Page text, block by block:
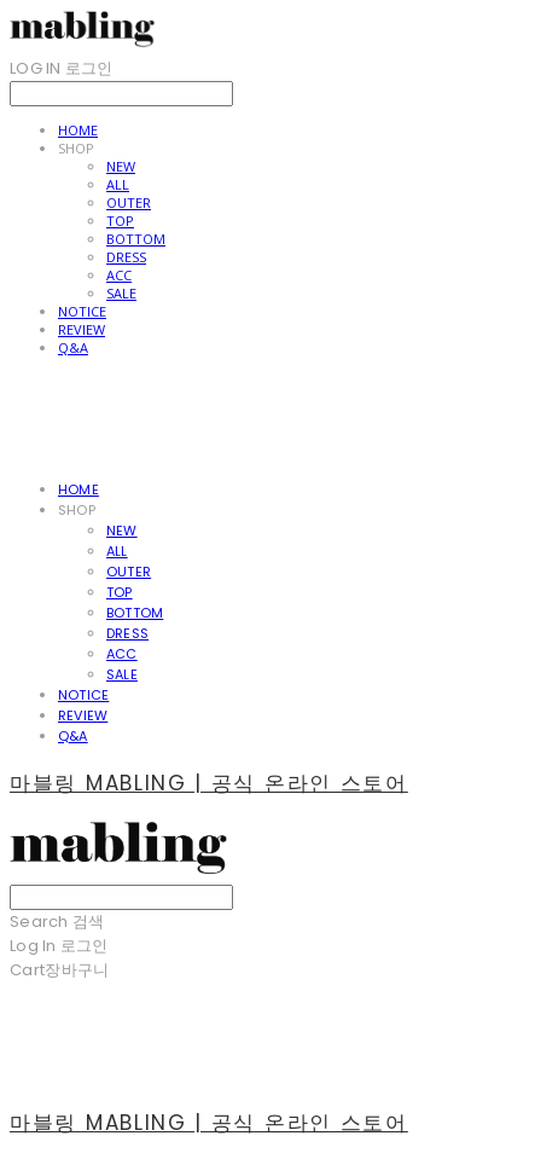
LOG IN 로그인
HOME
SHOP
NEW
ALL
OUTER
TOP
BOTTOM
DRESS
ACC
SALE
NOTICE
REVIEW
Q&A
HOME
SHOP
NEW
ALL
OUTER
TOP
BOTTOM
DRESS
ACC
SALE
NOTICE
REVIEW
Q&A
마블링 MABLING | 공식 온라인 스토어
Search 검색
Log In 로그인
Cart장바구니
마블링 MABLING | 공식 온라인 스토어